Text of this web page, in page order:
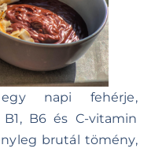
napi fehérje,
B6 és C-vitamin
brutál tömény,